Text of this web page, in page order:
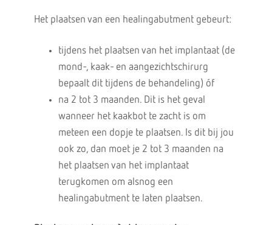
Het plaatsen van een healingabutment gebeurt:
tijdens het plaatsen van het implantaat (de
mond-, kaak- en aangezichtschirurg
bepaalt dit tijdens de behandeling) óf
na 2 tot 3 maanden. Dit is het geval
wanneer het kaakbot te zacht is om
meteen een dopje te plaatsen. Is dit bij jou
ook zo, dan moet je 2 tot 3 maanden na
het plaatsen van het implantaat
terugkomen om alsnog een
healingabutment te laten plaatsen.